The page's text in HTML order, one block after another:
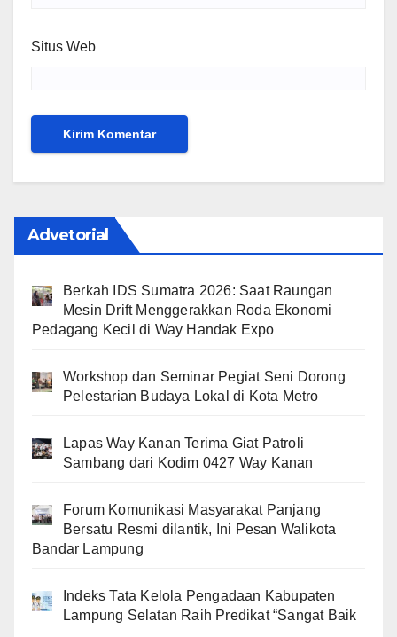
Situs Web
Advetorial
Berkah IDS Sumatra 2026: Saat Raungan
Mesin Drift Menggerakkan Roda Ekonomi
Pedagang Kecil di Way Handak Expo
Workshop dan Seminar Pegiat Seni Dorong
Pelestarian Budaya Lokal di Kota Metro
Lapas Way Kanan Terima Giat Patroli
Sambang dari Kodim 0427 Way Kanan
Forum Komunikasi Masyarakat Panjang
Bersatu Resmi dilantik, Ini Pesan Walikota
Bandar Lampung
Indeks Tata Kelola Pengadaan Kabupaten
Lampung Selatan Raih Predikat “Sangat Baik